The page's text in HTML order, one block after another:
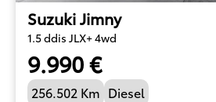
Suzuki Jimny
1.5 ddis JLX+ 4wd
9.990 €
256.502 Km Diesel